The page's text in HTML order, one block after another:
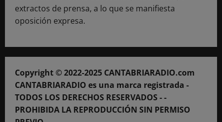
extractos de prensa, a lo que se manifiesta
oposición expresa.
Copyright © 2022-2025 CANTABRIARADIO.com
CANTABRIARADIO es una marca registrada -
TODOS LOS DERECHOS RESERVADOS - -
PROHIBIDA LA REPRODUCCIÓN SIN PERMISO